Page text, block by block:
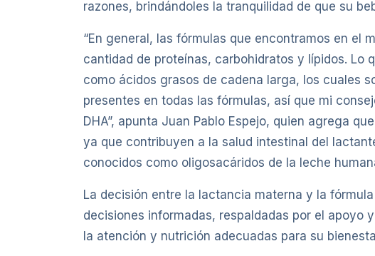
razones, brindándoles la tranquilidad de que su
“En general, las fórmulas que encontramos en el
cantidad de proteínas, carbohidratos y lípidos. Lo
como ácidos grasos de cadena larga, los cuales
presentes en todas las fórmulas, así que mi
DHA”, apunta Juan Pablo Espejo, quien agrega
ya que contribuyen a la salud intestinal del
conocidos como oligosacáridos de la leche
La decisión entre la lactancia materna y la
decisiones informadas, respaldadas por el apoyo
la atención y nutrición adecuadas para su